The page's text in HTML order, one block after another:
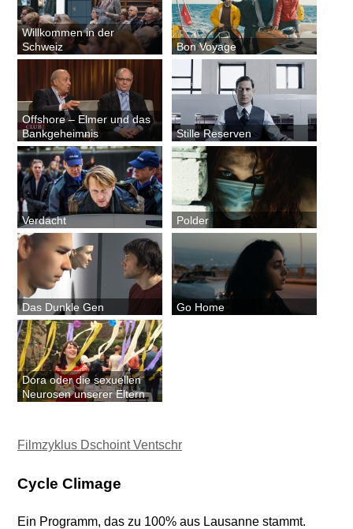
Willkommen in der
Schweiz
Bon Voyage
Offshore – Elmer und das
Bankgeheimnis
Stille Reserven
Verdacht Polder
Das Dunkle Gen Go Home
Dora oder die sexuellen
Neurosen unserer Eltern
Filmzyklus Dschoint Ventschr
Cycle Climage
Ein Programm, das zu 100% aus Lausanne stammt.